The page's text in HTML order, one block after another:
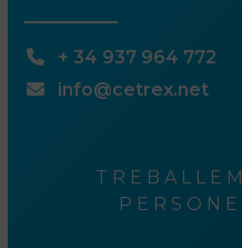
+ 34 937 964 772
info@cetrex.net